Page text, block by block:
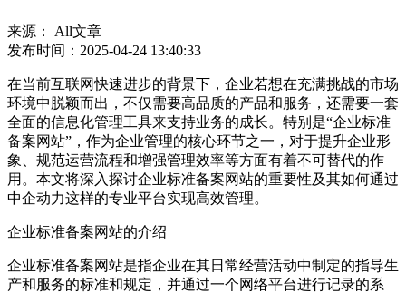
来源： All文章
发布时间：2025-04-24 13:40:33
在当前互联网快速进步的背景下，企业若想在充满挑战的市场
环境中脱颖而出，不仅需要高品质的产品和服务，还需要一套
全面的信息化管理工具来支持业务的成长。特别是“企业标准
备案网站”，作为企业管理的核心环节之一，对于提升企业形
象、规范运营流程和增强管理效率等方面有着不可替代的作
用。本文将深入探讨企业标准备案网站的重要性及其如何通过
中企动力这样的专业平台实现高效管理。
企业标准备案网站的介绍
企业标准备案网站是指企业在其日常经营活动中制定的指导生
产和服务的标准和规定，并通过一个网络平台进行记录的系